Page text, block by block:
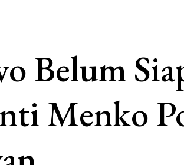
Belum
Menko